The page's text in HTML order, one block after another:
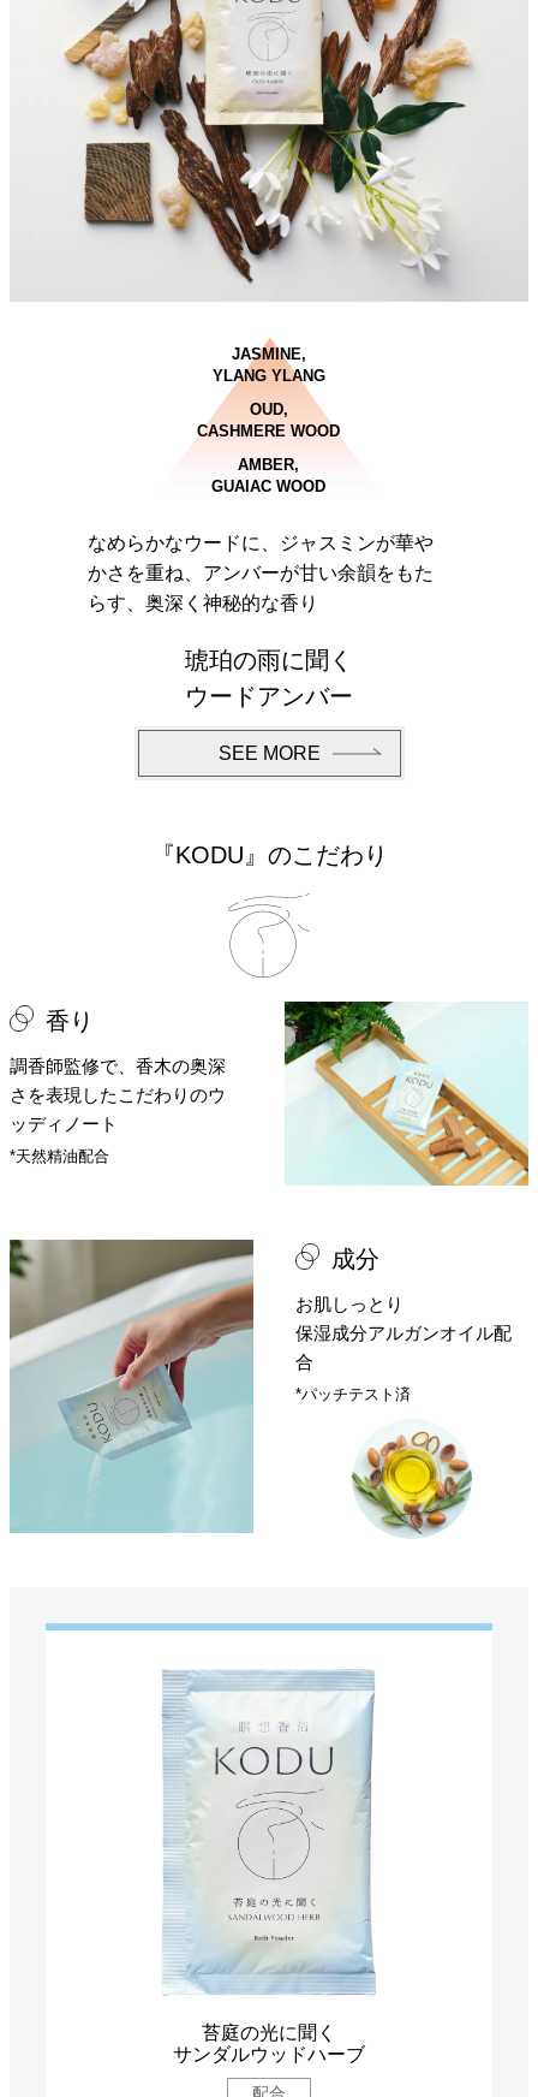
JASMINE,
YLANG YLANG
OUD,
CASHMERE WOOD
AMBER,
GUAIAC WOOD
なめらかなウードに、ジャスミンが華や
かさを重ね、アンバーが甘い余韻をもた
らす、奥深く神秘的な香り
琥珀の雨に聞く
ウードアンバー
SEE MORE
『KODU』のこだわり
香り
調香師監修で、香木の奥深
さを表現した こだわりのウ
ッディノート
*天然精油配合
成分
お肌しっとり
保湿成分アルガンオイル配
合
*パッチテスト済
苔庭の光に聞く
サンダルウッドハーブ
配合